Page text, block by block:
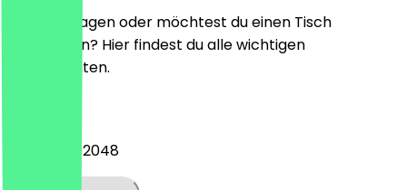
Hast du Fragen oder möchtest du einen Tisch
reservieren? Hier findest du alle wichtigen
Kontaktdaten.
+493061202048